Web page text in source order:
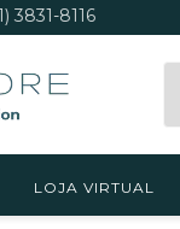
3831-8116
LOJA VIRTUAL